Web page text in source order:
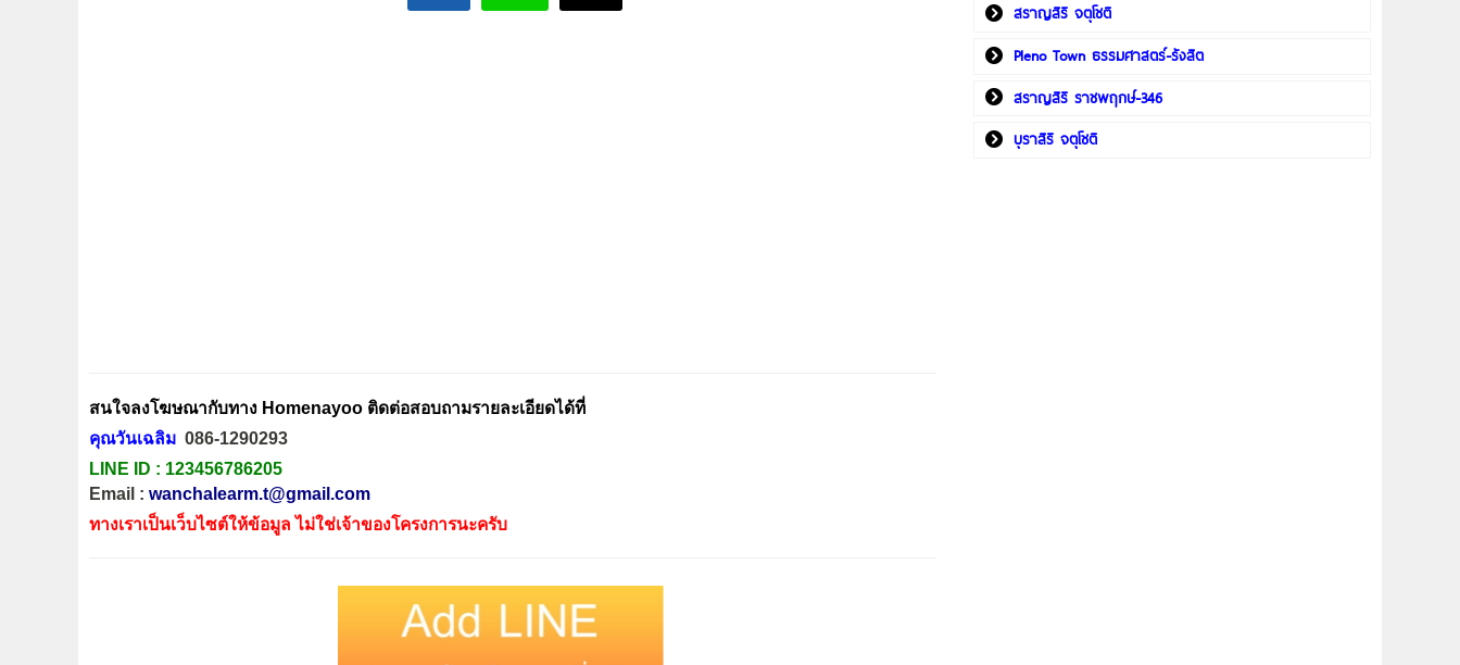
สนใจลงโฆษณากับทาง Homenayoo ติดต่อสอบถามรายละเอียดได้ที่
คุณวันเฉลิม 086-1290293
LINE ID : 123456786205
Email : wanchalearm.t@gmail.com
ทางเราเป็นเว็บไซต์ให้ข้อมูล ไม่ใช่เจ้าของโครงการนะครับ
สราญสิริ จตุโชติ
Pleno Town ธรรมศาสตร์-รังสิต
สราญสิริ ราชพฤกษ์-346
บุราสิริ จตุโชติ